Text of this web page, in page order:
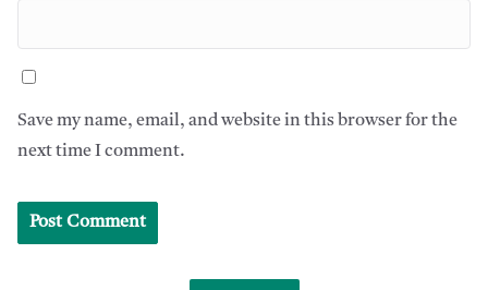
Save my name, email, and website in this browser for the
next time I comment.